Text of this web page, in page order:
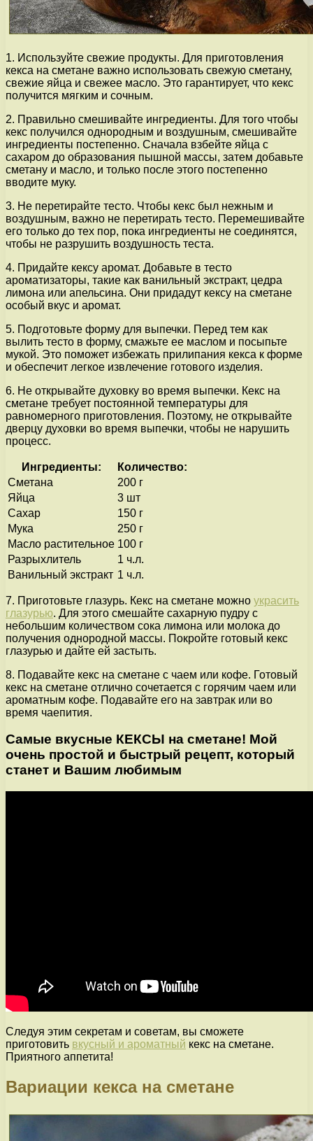
1. Используйте свежие продукты. Для приготовления
кекса на сметане важно использовать свежую сметану,
свежие яйца и свежее масло. Это гарантирует, что кекс
получится мягким и сочным.
2. Правильно смешивайте ингредиенты. Для того чтобы
кекс получился однородным и воздушным, смешивайте
ингредиенты постепенно. Сначала взбейте яйца с
сахаром до образования пышной массы, затем добавьте
сметану и масло, и только после этого постепенно
вводите муку.
3. Не перетирайте тесто. Чтобы кекс был нежным и
воздушным, важно не перетирать тесто. Перемешивайте
его только до тех пор, пока ингредиенты не соединятся,
чтобы не разрушить воздушность теста.
4. Придайте кексу аромат. Добавьте в тесто
ароматизаторы, такие как ванильный экстракт, цедра
лимона или апельсина. Они придадут кексу на сметане
особый вкус и аромат.
5. Подготовьте форму для выпечки. Перед тем как
вылить тесто в форму, смажьте ее маслом и посыпьте
мукой. Это поможет избежать прилипания кекса к форме
и обеспечит легкое извлечение готового изделия.
6. Не открывайте духовку во время выпечки. Кекс на
сметане требует постоянной температуры для
равномерного приготовления. Поэтому, не открывайте
дверцу духовки во время выпечки, чтобы не нарушить
процесс.
Ингредиенты:
Количество:
Сметана
200 г
Яйца
3 шт
Сахар
150 г
Мука
250 г
Масло растительное 100 г
Разрыхлитель
1 ч.л.
Ванильный экстракт 1 ч.л.
7. Приготовьте глазурь. Кекс на сметане можно украсить
глазурью. Для этого смешайте сахарную пудру с
небольшим количеством сока лимона или молока до
получения однородной массы. Покройте готовый кекс
глазурью и дайте ей застыть.
8. Подавайте кекс на сметане с чаем или кофе. Готовый
кекс на сметане отлично сочетается с горячим чаем или
ароматным кофе. Подавайте его на завтрак или во
время чаепития.
Самые вкусные КЕКСЫ на сметане! Мой
очень простой и быстрый рецепт, который
станет и Вашим любимым
Следуя этим секретам и советам, вы сможете
приготовить вкусный и ароматный кекс на сметане.
Приятного аппетита!
Вариации кекса на сметане